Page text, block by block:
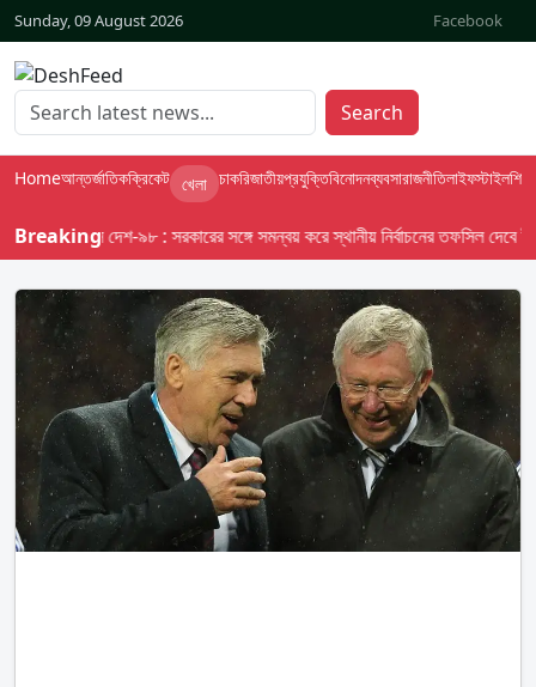
Sunday, 09 August 2026 Facebook
Search
Homeআন্তর্জাতিকক্রিকেট খেলা চাকরিজাতীয়প্রযুক্তিবিনোদনব্যবসারাজনীতিলাইফস্টাইলশিক্ষা
Breaking
বাসস দেশ-৯৮ : সরকারের সঙ্গে সমন্বয় করে স্থানীয় নির্বাচনের তফসিল দেবে